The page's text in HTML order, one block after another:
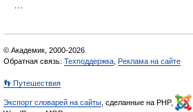
© Академик, 2000-2026
Обратная связь: Техподдержка Реклама на сайте
👣 Путешествия
Экспорт словарей на сайты , сделанные на PHP,